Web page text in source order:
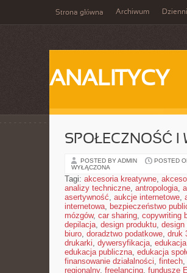
Strona główna Archiwum
ANALITYCY
SPOŁECZNOŚĆ I
POSTED BY ADMIN POSTED
WYŁĄCZONA
Tagi: akcesoria kreatywne,
analizy techniczne, antropologia,
asertywność, aukcje internetowe,
internetowa, bezpieczeństwo
mózgów, car sharing, copywriting
depilacja, design produktu, design
biuro, doradztwo podatkowe, druk
drukarki, dywersyfikacja,
edukacja publiczna, edukacja
finansowanie działalności, fintech,
regionalny, freelancing, fundusze